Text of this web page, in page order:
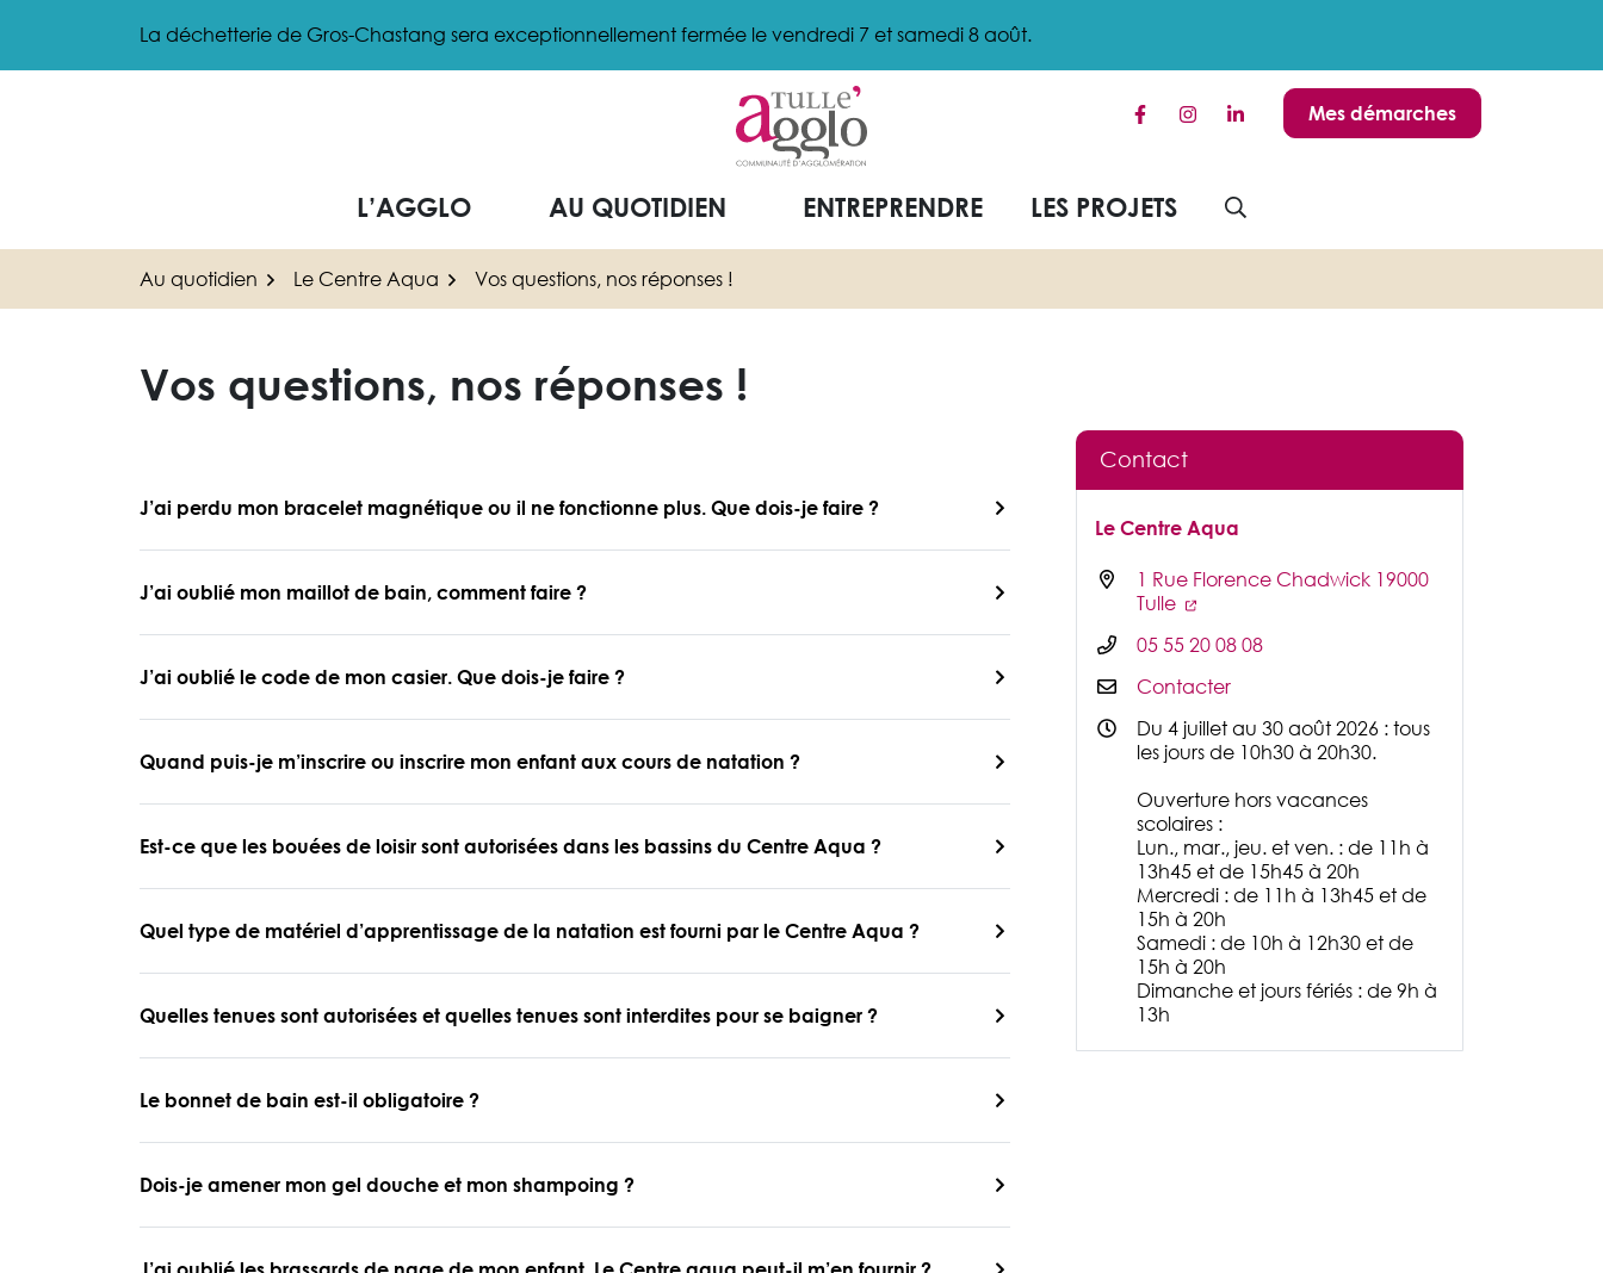
contenu
La déchetterie de Gros-Chastang sera exceptionnellement fermée le vendredi 7 et samedi 8 août.
Lien vers le compte Facebook
Lien vers le compte Instagram
Lien vers le compte Linkedin
Mes démarches
L’AGGLO AU QUOTIDIEN ENTREPRENDRE LES PROJETS AFFICHER LA RECHERCHE
Au quotidien Le Centre Aqua Vos questions, nos réponses !
Vos questions, nos réponses !
J’ai perdu mon bracelet magnétique ou il ne fonctionne plus. Que dois-je faire ?
J’ai oublié mon maillot de bain, comment faire ?
J’ai oublié le code de mon casier. Que dois-je faire ?
Quand puis-je m’inscrire ou inscrire mon enfant aux cours de natation ?
Est-ce que les bouées de loisir sont autorisées dans les bassins du Centre Aqua ?
Quel type de matériel d’apprentissage de la natation est fourni par le Centre Aqua ?
Quelles tenues sont autorisées et quelles tenues sont interdites pour se baigner ?
Le bonnet de bain est-il obligatoire ?
Dois-je amener mon gel douche et mon shampoing ?
Contact
Le Centre Aqua
1 Rue Florence Chadwick 19000
Tulle
05 55 20 08 08
Contacter
Du 4 juillet au 30 août 2026 : tous
les jours de 10h30 à 20h30.
Ouverture hors vacances
scolaires :
Lun., mar., jeu. et ven. : de 11h à
13h45 et de 15h45 à 20h
Mercredi : de 11h à 13h45 et de
15h à 20h
Samedi : de 10h à 12h30 et de
15h à 20h
Dimanche et jours fériés : de 9h à
13h